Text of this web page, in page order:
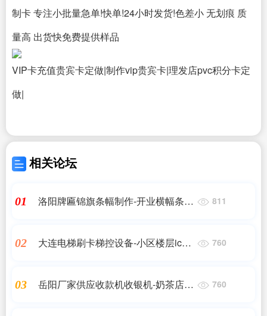
制卡 专注小批量急单!快单!24小时发货!色差小 无划痕 质
量高 出货快免费提供样品
VIP卡充值贵宾卡定做|制作vip贵宾卡|理发店pvc积分卡定
做|
相关论坛
01
洛阳牌匾锦旗条幅制作-开业横幅条幅
811
02
大连电梯刷卡梯控设备-小区楼层ic刷
760
03
岳阳厂家供应收款机收银机-奶茶店收
760